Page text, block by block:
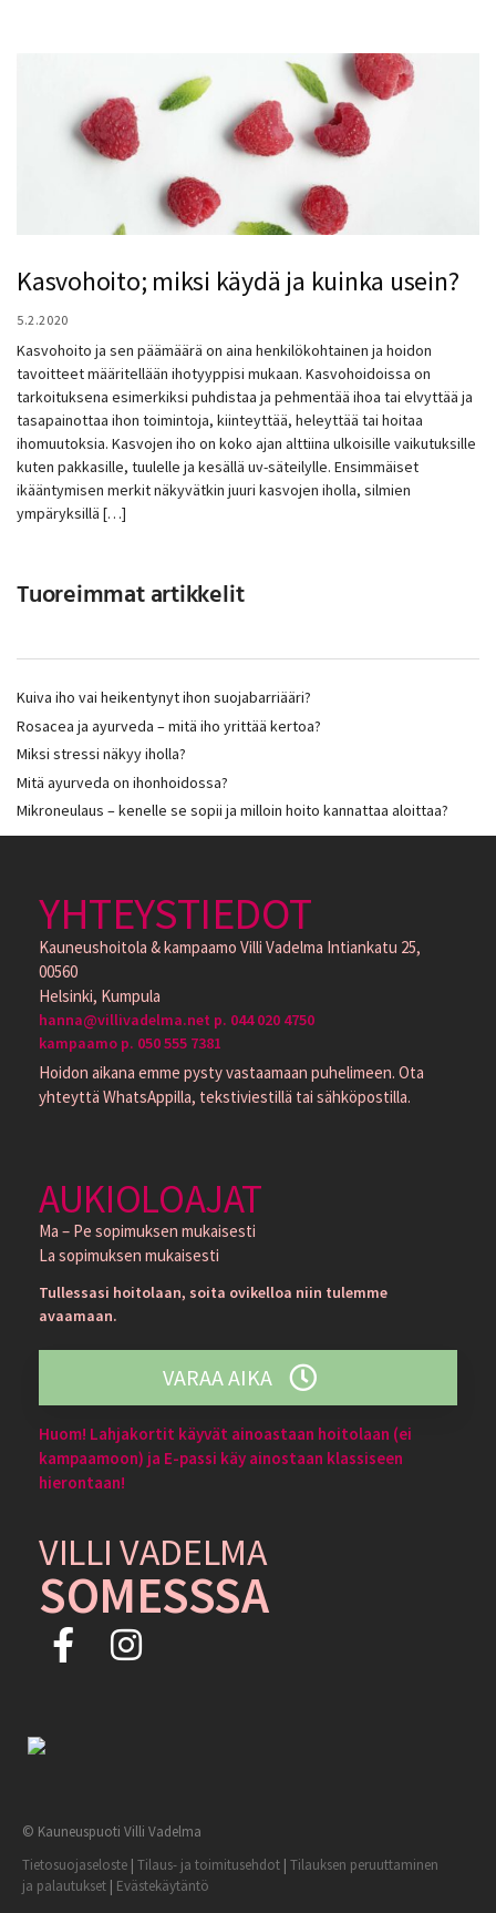
Kasvohoito; miksi käydä ja kuinka usein?
5.2.2020
Kasvohoito ja sen päämäärä on aina henkilökohtainen ja hoidon
tavoitteet määritellään ihotyyppisi mukaan. Kasvohoidoissa on
tarkoituksena esimerkiksi puhdistaa ja pehmentää ihoa tai elvyttää ja
tasapainottaa ihon toimintoja, kiinteyttää, heleyttää tai hoitaa
ihomuutoksia. Kasvojen iho on koko ajan alttiina ulkoisille vaikutuksille
kuten pakkasille, tuulelle ja kesällä uv-säteilylle. Ensimmäiset
ikääntymisen merkit näkyvätkin juuri kasvojen iholla, silmien
ympäryksillä […]
Tuoreimmat artikkelit
Kuiva iho vai heikentynyt ihon suojabarriääri?
Rosacea ja ayurveda – mitä iho yrittää kertoa?
Miksi stressi näkyy iholla?
Mitä ayurveda on ihonhoidossa?
Mikroneulaus – kenelle se sopii ja milloin hoito kannattaa aloittaa?
YHTEYSTIEDOT
Kauneushoitola & kampaamo Villi Vadelma Intiankatu 25,
00560
Helsinki, Kumpula
hanna@villivadelma.net p. 044 020 4750
kampaamo p. 050 555 7381
Hoidon aikana emme pysty vastaamaan puhelimeen. Ota
yhteyttä WhatsAppilla, tekstiviestillä tai sähköpostilla.
AUKIOLOAJAT
Ma – Pe sopimuksen mukaisesti
La sopimuksen mukaisesti
Tullessasi hoitolaan, soita ovikelloa niin tulemme
avaamaan.
VARAA AIKA
Huom! Lahjakortit käyvät ainoastaan hoitolaan (ei
kampaamoon) ja E-passi käy ainostaan klassiseen
hierontaan!
VILLI VADELMA
SOMESSSA
© Kauneuspuoti Villi Vadelma
Tietosuojaseloste | Tilaus- ja toimitusehdot | Tilauksen peruuttaminen
ja palautukset | Evästekäytäntö